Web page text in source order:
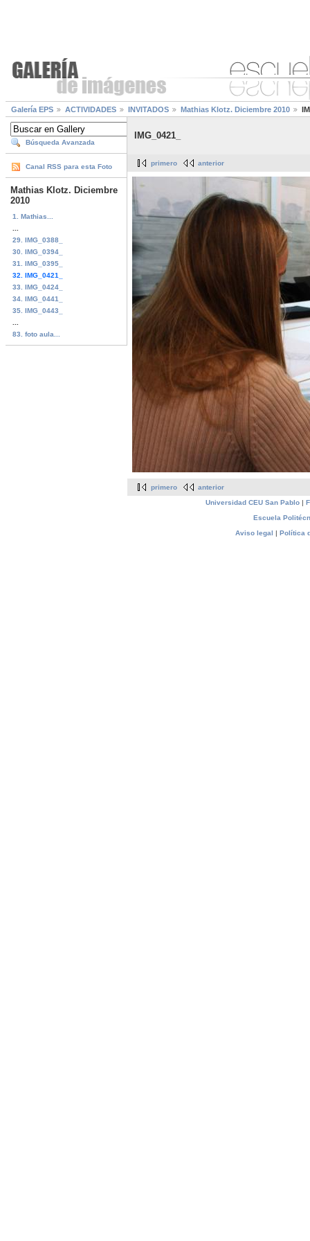
Galería EPS ACTIVIDADES INVITADOS Mathias Klotz. Diciembre 2010
Búsqueda Avanzada
Canal RSS para esta Foto
Mathias Klotz. Diciembre
2010
1. Mathias...
29. IMG_0388_
30. IMG_0394_
31. IMG_0395_
32. IMG_0421_
33. IMG_0424_
34. IMG_0441_
35. IMG_0443_
83. foto aula...
IMG_0421_
primero anterior
primero
anterior
Universidad CEU San Pablo|
Escuela
Aviso legal | Política